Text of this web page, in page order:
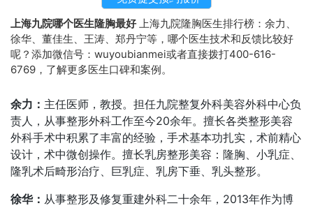
上海九院哪个医生隆胸最好上海九院隆胸医生排行榜：余力、
徐华、董佳生、王涛、郑丹宁等，哪个医生技术和反馈比较好
呢？添加微信号：wuyoubianmei或者直接拨打400-616-
6769，了解更多医生口碑和案例。
余力： 主任医师，教授。担任九院整复外科美容外科中心负
责人，从事整形外科工作至今20余年。擅长各类整形美容
外科手术中积累了丰富的经验，手术基本功扎实，术前精心
设计，术中微创操作。擅长乳房整形美容：隆胸、小乳症、
隆乳术后畸形治疗、巨乳症、乳房下垂、乳头整形。
徐华： 从事整形及修复重建外科二十余年，2013年作为博